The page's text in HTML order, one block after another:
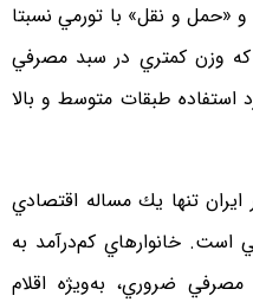
و «حمل ‌و نقل» با تورمي نسبتا
كه وزن كمتري در سبد مصرفي
استفاده طبقات متوسط و بالا
تنها يك مساله اقتصادي
است. خانوارهاي كم‌درآمد به
ضروري، به‌ويژه اقلام